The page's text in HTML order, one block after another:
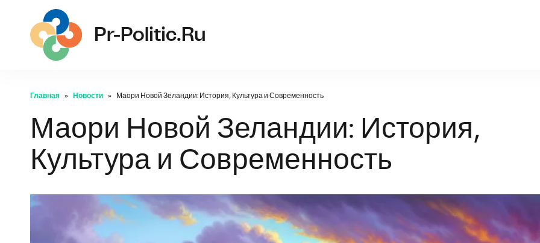
Pr-Politic.ru
Главная Новости Маори Новой Зеландии: История, Культура и Современность
Маори Новой Зеландии: История,
Культура и Современность